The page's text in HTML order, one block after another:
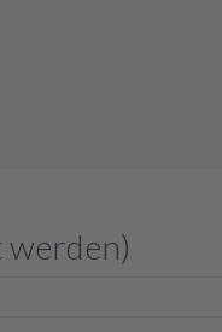
werden)